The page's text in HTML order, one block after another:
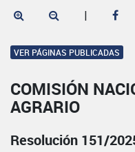
|
VER PÁGINAS PUBLICADAS
COMISIÓN
AGRARIO
Resolución 151/